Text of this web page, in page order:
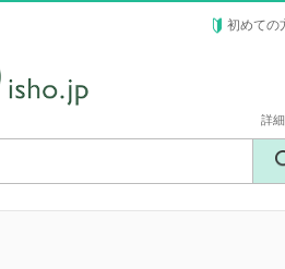
初めての
詳